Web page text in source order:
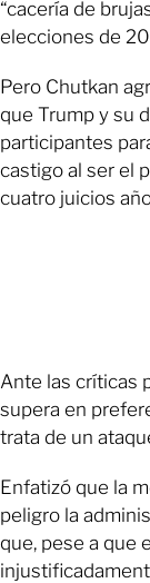
“cacería de
elecciones de
Pero Chutkan
que Trump y su
participantes
castigo al ser el
cuatro juicios
Ante las críticas
supera en
trata de un
Enfatizó que la
peligro la
que, pese a que